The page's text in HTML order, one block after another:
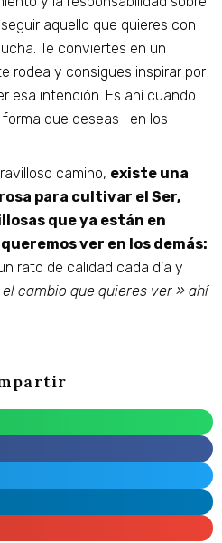
aquello que quieres con
Te conviertes en un
rodea y consigues inspirar por
esa intención. Es ahí cuando
que deseas- en los
camino, existe una
para cultivar el Ser,
que ya están en
ver en los demás:
rato de calidad cada día y
cambio que quieres ver » ahí